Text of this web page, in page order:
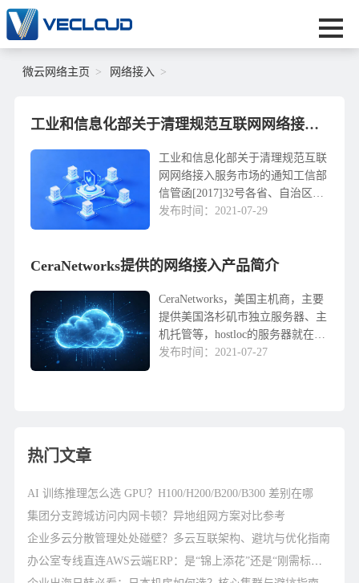
微云网络主页 网络接入
工业和信息化部关于清理规范互联网网络接入服务市场的通知
工业和信息化部关于清理规范互联
网网络接入服务市场的通知工信部
信管函[2017]32号各省、自治区、
直辖市通信管理局，中国信息通信
通信集团有限...
发布时间：2021-07-29
CeraNetworks提供的网络接入产品简介
CeraNetworks，美国主机商，主要
提供美国洛杉矶市独立服务器、主
机托管等，hostloc的服务器就在这
个，特点是国内速率好（有CN2、
发布时间：2021-07-27
热门文章
AI 训练推理怎么选 GPU？H100/H200/B200/B300 差别在哪
集团分支跨城访问内网卡顿？异地组网方案对比参考
企业多云分散管理处处碰壁？多云互联架构、避坑与优化指南
办公室专线直连AWS云端ERP：是“锦上添花”还是“刚需标配”？